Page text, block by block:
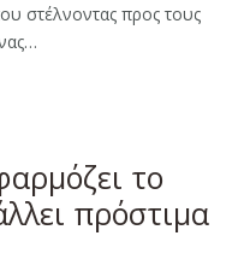
στέλνοντας προς τους
το
πρόστιμα